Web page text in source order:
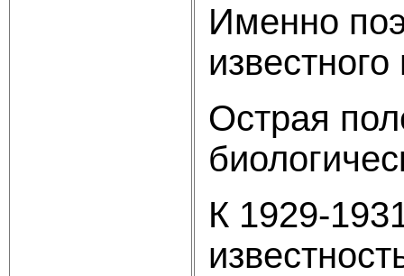
Именно
Острая
К 1929-